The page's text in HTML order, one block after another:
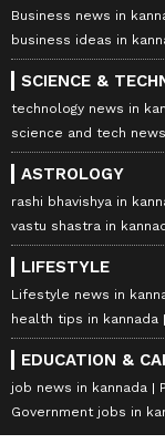
Business news in
business ideas in
SCIENCE &
technology news in
science and tech news
ASTROLOGY
rashi bhavishya in
vastu shastra in
LIFESTYLE
Lifestyle news in
health tips in kannada
EDUCATION &
job news in kannada
Government jobs in